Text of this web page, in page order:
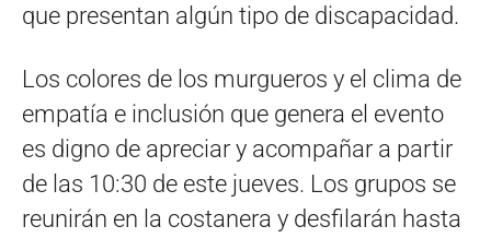
que presentan algún tipo de discapacidad.
Los colores de los murgueros y el clima de
empatía e inclusión que genera el evento
es digno de apreciar y acompañar a partir
de las 10:30 de este jueves. Los grupos se
reunirán en la costanera y desfilarán hasta